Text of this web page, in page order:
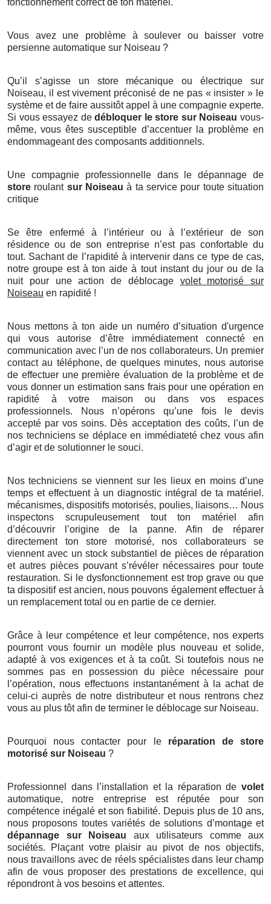
fonctionnement correct de ton matériel.
Vous avez une problème à soulever ou baisser votre
persienne automatique sur Noiseau ?
Qu’il s’agisse un store mécanique ou électrique sur
Noiseau, il est vivement préconisé de ne pas « insister » le
système et de faire aussitôt appel à une compagnie experte.
Si vous essayez dedébloquer le store sur Noiseau vous-
même, vous êtes susceptible d’accentuer la problème en
endommageant des composants additionnels.
Une compagnie professionnelle dans le dépannage de
store roulant sur Noiseau à ta service pour toute situation
critique
Se être enfermé à l’intérieur ou à l’extérieur de son
résidence ou de son entreprise n’est pas confortable du
tout. Sachant de l’rapidité à intervenir dans ce type de cas,
notre groupe est à ton aide à tout instant du jour ou de la
nuit pour une action de déblocage volet motorisé sur
Noiseau en rapidité !
Nous mettons à ton aide un numéro d’situation d'urgence
qui vous autorise d’être immédiatement connecté en
communication avec l’un de nos collaborateurs. Un premier
contact au téléphone, de quelques minutes, nous autorise
de effectuer une première évaluation de la problème et de
vous donner un estimation sans frais pour une opération en
rapidité à votre maison ou dans vos espaces
professionnels. Nous n’opérons qu’une fois le devis
accepté par vos soins. Dès acceptation des coûts, l’un de
nos techniciens se déplace en immédiateté chez vous afin
d’agir et de solutionner le souci.
Nos techniciens se viennent sur les lieux en moins d’une
temps et effectuent à un diagnostic intégral de ta matériel.
mécanismes, dispositifs motorisés, poulies, liaisons… Nous
inspectons scrupuleusement tout ton matériel afin
d’découvrir l’origine de la panne. Afin de réparer
directement ton store motorisé, nos collaborateurs se
viennent avec un stock substantiel de pièces de réparation
et autres pièces pouvant s’révéler nécessaires pour toute
restauration. Si le dysfonctionnement est trop grave ou que
ta dispositif est ancien, nous pouvons également effectuer à
un remplacement total ou en partie de ce dernier.
Grâce à leur compétence et leur compétence, nos experts
pourront vous fournir un modèle plus nouveau et solide,
adapté à vos exigences et à ta coût. Si toutefois nous ne
sommes pas en possession du pièce nécessaire pour
l’opération, nous effectuons instantanément à la achat de
celui-ci auprès de notre distributeur et nous rentrons chez
vous au plus tôt afin de terminer le déblocage sur Noiseau.
Pourquoi nous contacter pour le réparation de store
motorisé sur Noiseau ?
Professionnel dans l’installation et la réparation de volet
automatique, notre entreprise est réputée pour son
compétence inégalé et son fiabilité. Depuis plus de 10 ans,
nous proposons toutes variétés de solutions d’montage et
dépannage sur Noiseau aux utilisateurs comme aux
sociétés. Plaçant votre plaisir au pivot de nos objectifs,
nous travaillons avec de réels spécialistes dans leur champ
afin de vous proposer des prestations de excellence, qui
répondront à vos besoins et attentes.